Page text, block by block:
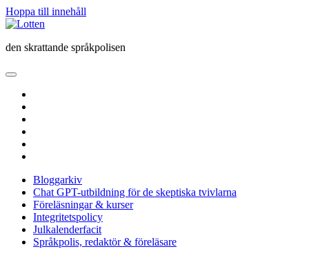
Hoppa till innehåll
Lotten
den skrattande språkpolisen
öppna
meny
Bloggarkiv
Chat GPT-utbildning för de skeptiska tvivlarna
Föreläsningar & kurser
Integritetspolicy
Julkalenderfacit
Språkpolis, redaktör & föreläsare